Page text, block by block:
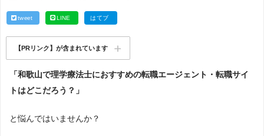
tweet LINE はてブ
【PRリンク】が含まれています
「和歌山で理学療法士におすすめの転職エージェント・転職サイ
トはどこだろう？」
と悩んではいませんか？